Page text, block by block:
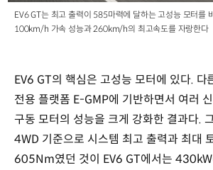
EV6 GT는 최고 출력이 585마력에 달하는 고성능 모터를
100km/h 가속 성능과 260km/h의 최고속도를 자랑한다
EV6 GT의 핵심은 고성능 모터에 있다. 다
전용 플랫폼 E-GMP에 기반하면서 여러
구동 모터의 성능을 크게 강화한 결과다.
4WD 기준으로 시스템 최고 출력과 최대
605Nm였던 것이 EV6 GT에서는